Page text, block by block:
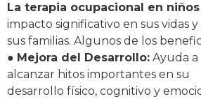
La terapia ocupacional en niños
impacto significativo en sus vidas
sus familias. Algunos de los
● Mejora del Desarrollo: Ayuda a
alcanzar hitos importantes en su
desarrollo físico, cognitivo y